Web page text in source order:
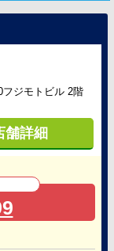
ジモトビル 2階
舗詳細